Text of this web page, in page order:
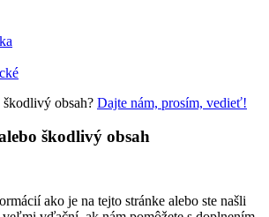
obsah? Dajte nám, prosím, vedieť!
škodlivý obsah
ako je na tejto stránke alebo ste našli